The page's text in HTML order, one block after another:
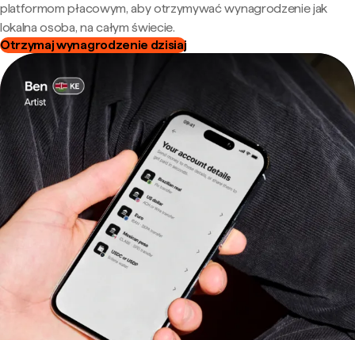
platformom płacowym, aby otrzymywać wynagrodzenie jak
lokalna osoba, na całym świecie.
Otrzymaj wynagrodzenie dzisiaj